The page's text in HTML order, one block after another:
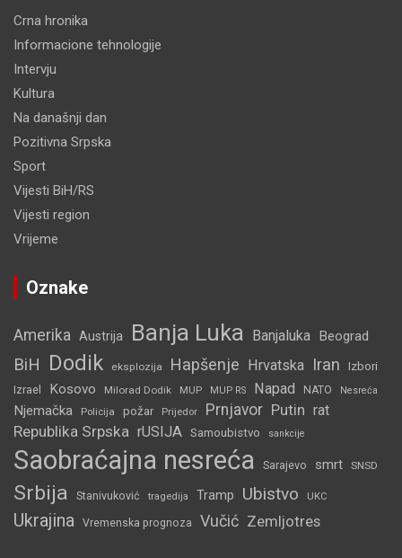
Crna hronika
Informacione tehnologije
Intervju
Kultura
Na današnji dan
Pozitivna Srpska
Sport
Vijesti BiH/RS
Vijesti region
Vrijeme
Oznake
Amerika Austrija Banja Luka Banjaluka Beograd
BiH Dodik eksplozija Hapšenje Hrvatska Iran Izbori
Izrael Kosovo Milorad Dodik MUP MUP RS Napad NATO Nesreća
Njemačka Policija požar Prijedor Prnjavor Putin rat
Republika Srpska rUSIJA Samoubistvo sankcije
Saobraćajna nesreća Sarajevo smrt SNSD
Srbija Stanivuković tragedija Tramp Ubistvo UKC
Ukrajina Vremenska prognoza Vučić Zemljotres